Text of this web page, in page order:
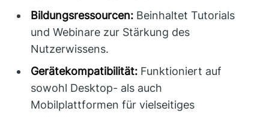
Bildungsressourcen: Beinhaltet Tutorials
und Webinare zur Stärkung des
Nutzerwissens.
Gerätekompatibilität: Funktioniert auf
sowohl Desktop- als auch
Mobilplattformen für vielseitiges